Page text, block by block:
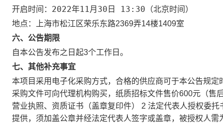
开启时间： 2022年11月30日 13:30 （北京时间）
地点：
上海市松江区荣乐东路2369弄14楼1409室
六、公告期限
自本公告发布之日起3个工作日。
七、其他补充事宜
本项目采用电子化采购方式，合格的供应商可于本公告规
采购文件可向代理机构购买，纸质招标文件售价600元（
营业执照、资质证书（盖章复印件） 2 法定代表人授权委
提供，须加盖公章并经法定代表人签字或盖章，被授权人